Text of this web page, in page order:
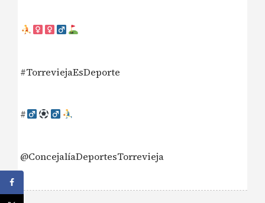
#TorreviejaEsDeporte
#‍
@ConcejalíaDeportesTorrevieja